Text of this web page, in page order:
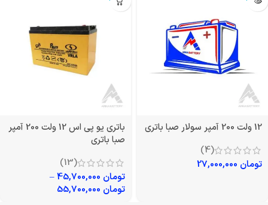
12 ولت 200 آمپر سولار صبا باتری
(4)
تومان
باتری یو پی اس 12 ولت 200 آمپر
صبا باتری
(13)
تومان
–
تومان